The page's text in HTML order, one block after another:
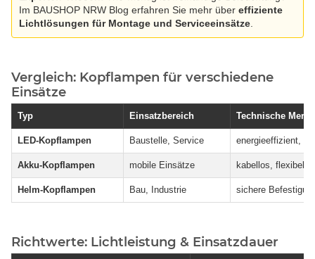
Im BAUSHOP NRW Blog erfahren Sie mehr über effiziente
Lichtlösungen für Montage und Serviceeinsätze
Vergleich: Kopflampen für verschiedene
Einsätze
Typ Einsatzbereich Technische
LED-Kopflampen Baustelle, Service energieeffizient,
Akku-Kopflampen mobile Einsätze kabellos, flexibel
Helm-Kopflampen Bau, Industrie sichere
Richtwerte: Lichtleistung & Einsatzdauer